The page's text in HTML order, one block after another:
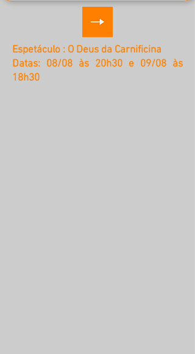
Espetáculo : O Deus da Carnificina
Datas: 08/08 às 20h30 e 09/08 às
18h30